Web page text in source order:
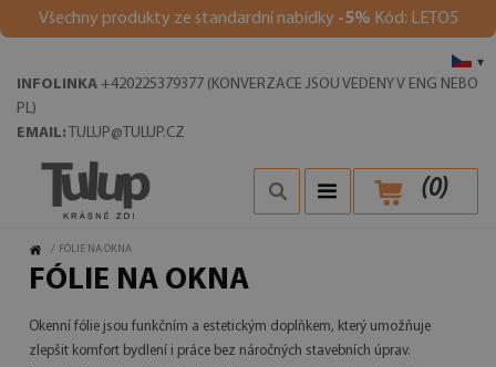
Všechny produkty ze standardní nabídky -5% Kód: LETO5
▾
INFOLINKA +420225379377 (KONVERZACE JSOU VEDENY V ENG NEBO
PL)
EMAIL: TULUP@TULUP.CZ
(0)
/ FÓLIE NA OKNA
FÓLIE NA OKNA
Okenní fólie jsou funkčním a estetickým doplňkem, který umožňuje
zlepšit komfort bydlení i práce bez náročných stavebních úprav.